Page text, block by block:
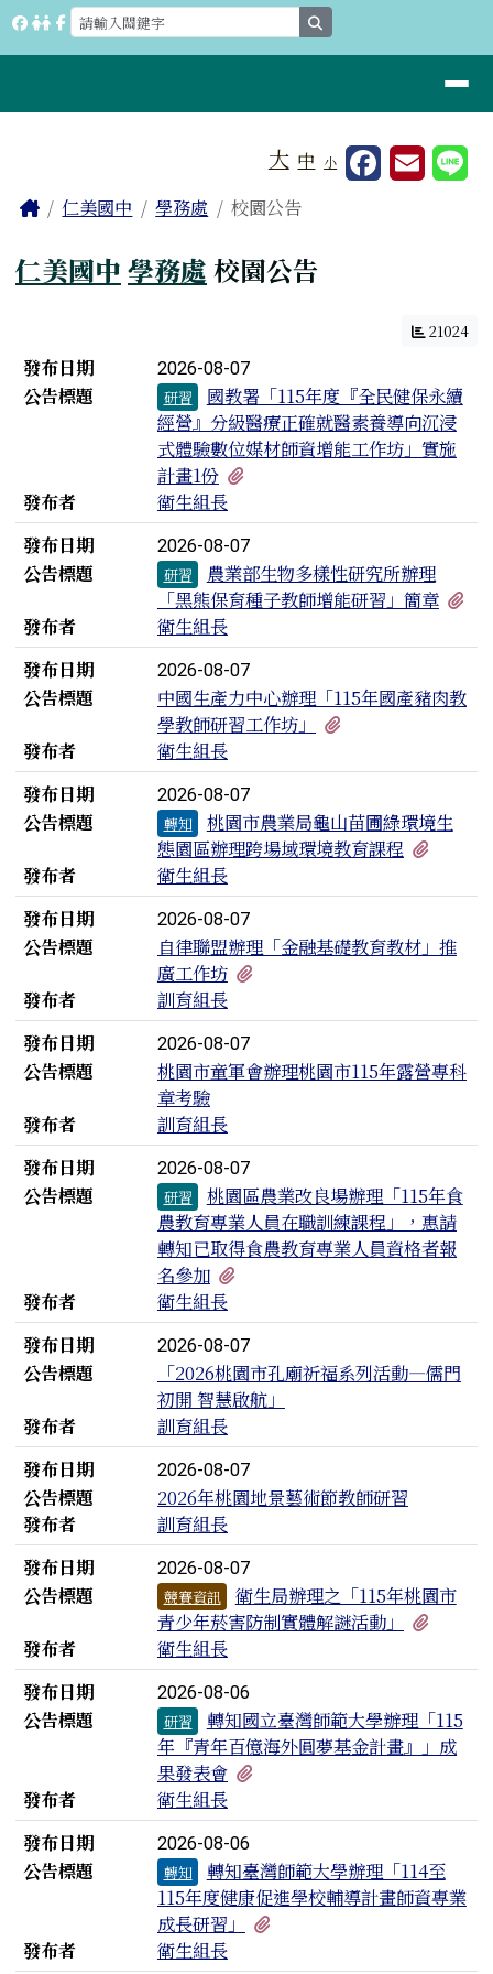
跳至主內容區
桃園市立仁美國中
⏸
大 中 小
主內容區域
Home
仁美國中 學務處 校園公告
仁美國中 學務處 校園公告
21024
新聞列表
發布日期 2026-08-07
公告標題 研習
國教署「115年度『全民健保永續
經營』分級醫療正確就醫素養導向沉浸
式體驗數位媒材師資增能工作坊」實施
計畫1份
發布者
衛生組長
發布日期
2026-08-07
公告標題 研習
農業部生物多樣性研究所辦理
「黑熊保育種子教師增能研習」簡章
發布者
衛生組長
發布日期
2026-08-07
公告標題
中國生產力中心辦理「115年國產豬肉教
學教師研習工作坊」
發布者
衛生組長
發布日期
2026-08-07
公告標題 轉知
桃園市農業局龜山苗圃綠環境生
態園區辦理跨場域環境教育課程
發布者
衛生組長
發布日期
2026-08-07
公告標題
自律聯盟辦理「金融基礎教育教材」推
廣工作坊
發布者
訓育組長
發布日期
2026-08-07
公告標題
桃園市童軍會辦理桃園市115年露營專科
章考驗
發布者
訓育組長
發布日期
2026-08-07
公告標題 研習
桃園區農業改良場辦理「115年食
農教育專業人員在職訓練課程」，惠請
轉知已取得食農教育專業人員資格者報
名參加
發布者
衛生組長
發布日期
2026-08-07
公告標題
「2026桃園市孔廟祈福系列活動—儒門
初開 智慧啟航」
發布者
訓育組長
發布日期
2026-08-07
公告標題
2026年桃園地景藝術節教師研習
發布者
訓育組長
發布日期
2026-08-07
公告標題 競賽資訊
衛生局辦理之「115年桃園市
青少年菸害防制實體解謎活動」
發布者
衛生組長
發布日期
2026-08-06
公告標題 研習
轉知國立臺灣師範大學辦理「115
年『青年百億海外圓夢基金計畫』」成
果發表會
發布者
衛生組長
發布日期
2026-08-06
公告標題 轉知
轉知臺灣師範大學辦理「114至
115年度健康促進學校輔導計畫師資專業
成長研習」
發布者
衛生組長
頁尾區域